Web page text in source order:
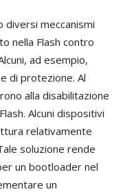
meccanismi
nella Flash contro
ad esempio,
di protezione. Al
alla disabilitazione
Alcuni dispositivi
relativamente
soluzione rende
un bootloader nel
un